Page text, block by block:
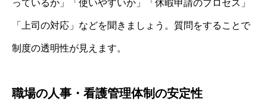
っているか」「使いやすいか」「休暇申請のプロセス」
「上司の対応」などを聞きましょう。質問をすることで
制度の透明性が見えます。
職場の人事・看護管理体制の安定性